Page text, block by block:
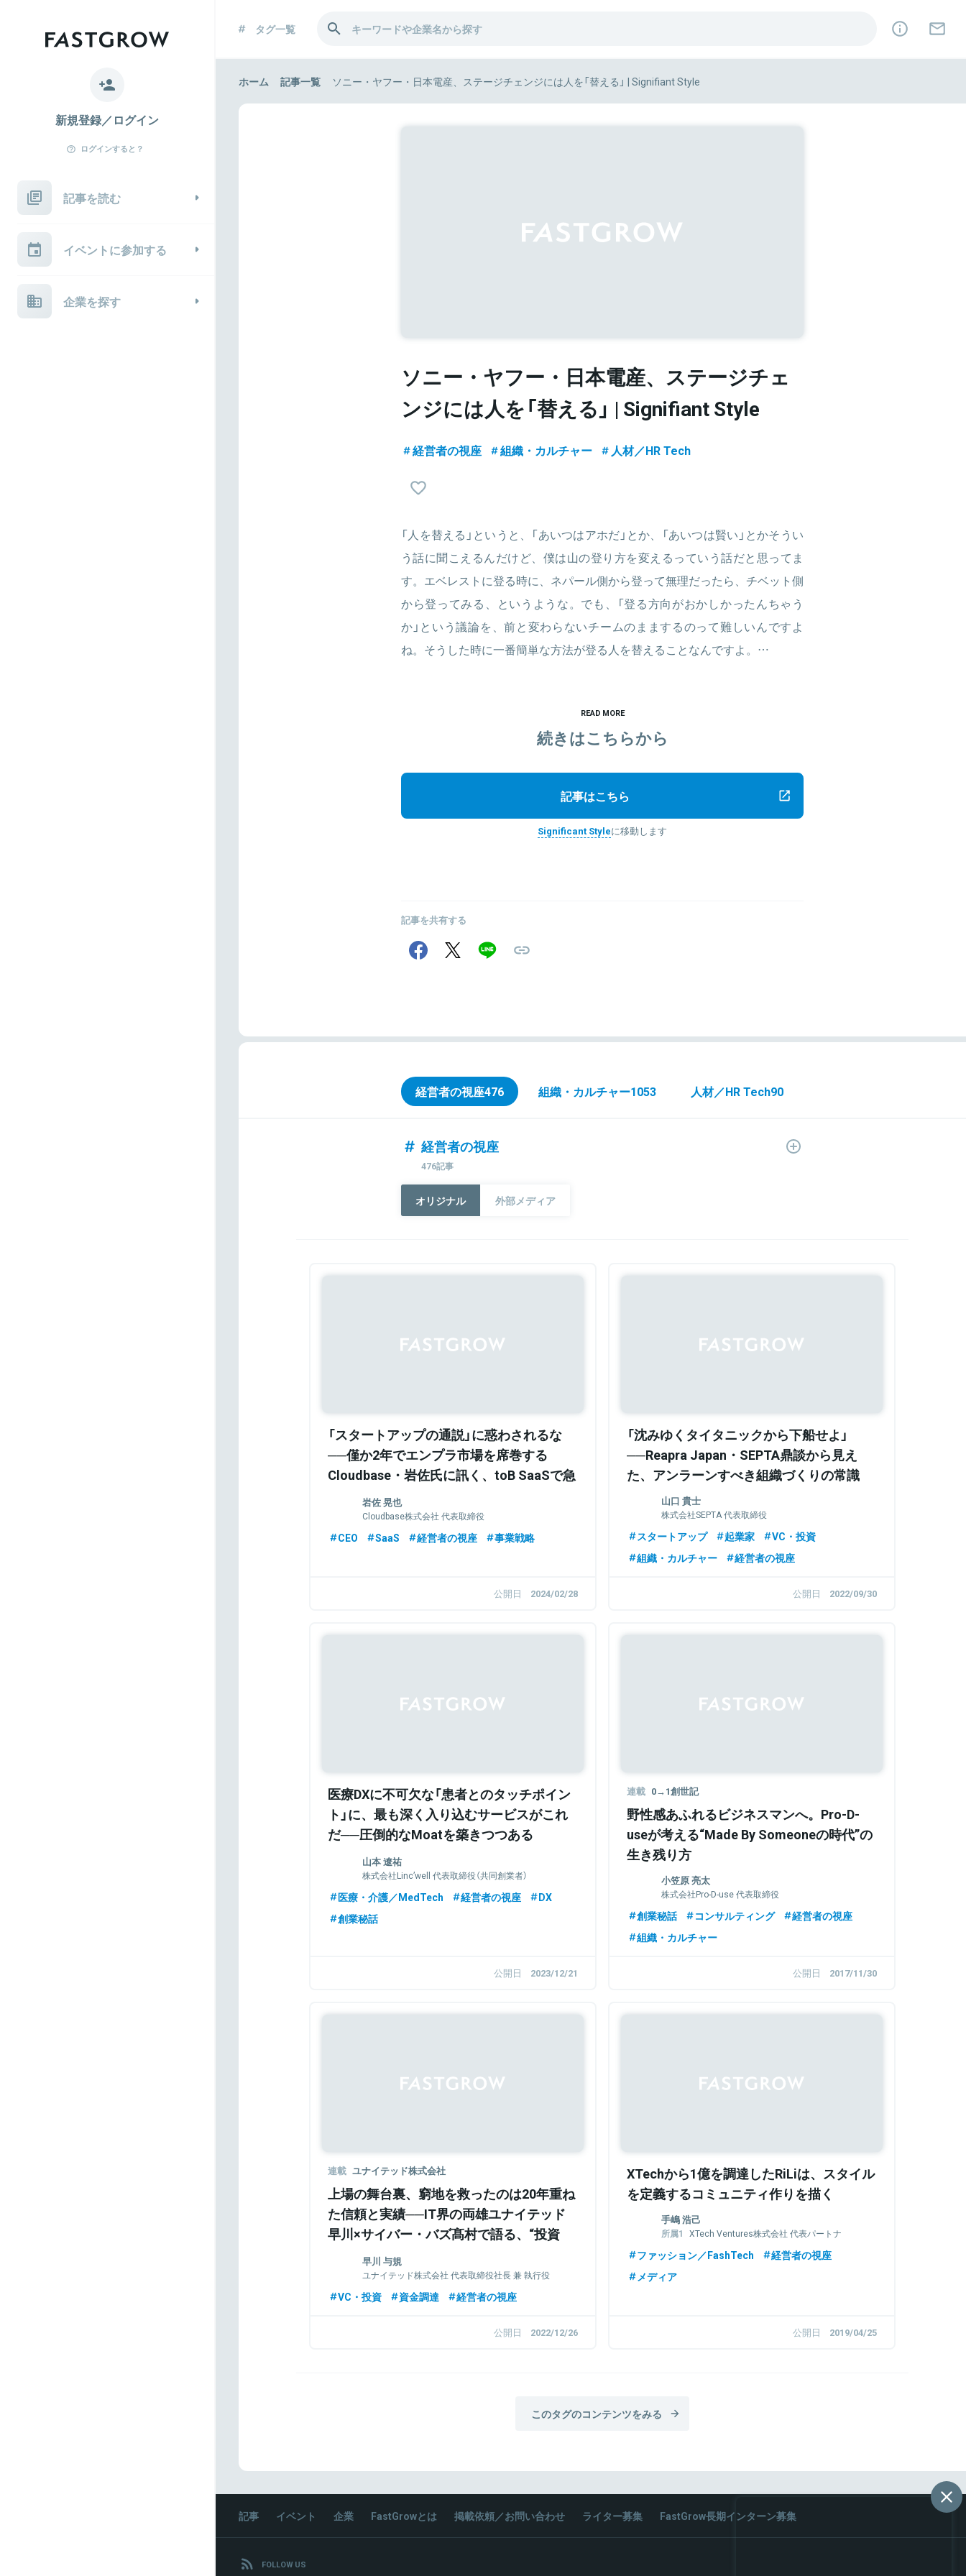
新規登録／ログイン
ログインすると？
記事を読む
イベントに参加する
企業を探す
タグ一覧
ホーム 記事一覧 ソニー・ヤフー・日本電産、ステージチェンジには人を「替える」 | Signifiant Style
ソニー・ヤフー・日本電産、ステージチェ
ンジには人を「替える」 | Signifiant Style
経営者の視座 組織・カルチャー 人材／HR Tech
「人を替える」というと、「あいつはアホだ」とか、「あいつは賢い」とかそうい
う話に聞こえるんだけど、僕は山の登り方を変えるっていう話だと思ってま
す。エベレストに登る時に、ネパール側から登って無理だったら、チベット側
から登ってみる、というような。でも、「登る方向がおかしかったんちゃう
か」という議論を、前と変わらないチームのままするのって難しいんですよ
ね。そうした時に一番簡単な方法が登る人を替えることなんですよ。…
READ MORE
続きはこちらから
記事はこちら
Significant Styleに移動します
記事を共有する
経営者の視座476 組織・カルチャー1053 人材／HR Tech90
経営者の視座
476記事
オリジナル 外部メディア
「スタートアップの通説」に惑わされるな
──僅か2年でエンプラ市場を席巻する
Cloudbase・岩佐氏に訊く、toB SaaSで急
成長を遂げる術
岩佐 晃也
Cloudbase株式会社 代表取締役
CEO SaaS 経営者の視座 事業戦略
公開日 2024/02/28
「沈みゆくタイタニックから下船せよ」
──Reapra Japan・SEPTA鼎談から見え
た、アンラーンすべき組織づくりの常識
山口 貴士
株式会社SEPTA 代表取締役
スタートアップ 起業家
VC・投資
組織・カルチャー
経営者の視座
公開日 2022/09/30
医療DXに不可欠な「患者とのタッチポイン
ト」に、最も深く入り込むサービスがこれ
だ──圧倒的なMoatを築きつつある
Linc'wellの戦略とは
山本 遼祐
株式会社Linc’well 代表取締役（共同創業者）
医療・介護／MedTech 経営者の視座
DX
創業秘話
公開日 2023/12/21
連載 0→1創世記
野性感あふれるビジネスマンへ。Pro-D-
useが考える“Made By Someoneの時代”の
生き残り方
小笠原 亮太
株式会社Pro-D-use 代表取締役
創業秘話 コンサルティング
経営者の視座
組織・カルチャー
公開日 2017/11/30
連載 ユナイテッド株式会社
上場の舞台裏、窮地を救ったのは20年重ね
た信頼と実績──IT界の両雄ユナイテッド
早川×サイバー・バズ髙村で語る、“投資
家”と“経営者”の域を超えたパートナーシッ
早川 与規
ユナイテッド株式会社 代表取締役社長 兼 執行役
VC・投資 資金調達 経営者の視座
公開日 2022/12/26
XTechから1億を調達したRiLiは、スタイル
を定義するコミュニティ作りを描く
手嶋 浩己
XTech Ventures株式会社 代表パートナ
株式会社LayerX 取締役
ファッション／FashTech
経営者の視座
メディア
公開日 2019/04/25
このタグのコンテンツをみる
記事 イベント 企業 FastGrowとは 掲載依頼／お問い合わせ ライター募集 FastGrow長期インターン募集
FOLLOW US